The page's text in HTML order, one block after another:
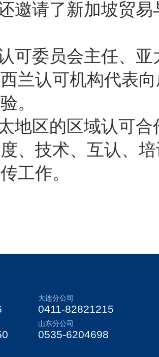
邀请了新加坡贸
可委员会主任、
兰认可机构代表
。
地区的区域认可合
、技术、互认、
工作。
大连分公司
0411-82821215
山东分公司
0535-6204698